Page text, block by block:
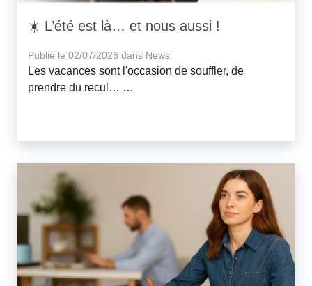
☀️ L’été est là… et nous aussi !
Publié le 02/07/2026 dans News
Les vacances sont l'occasion de souffler, de
prendre du recul… …